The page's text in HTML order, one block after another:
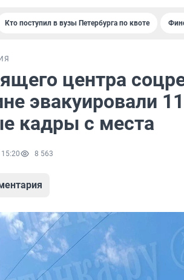
Кто поступил в вузы Петербурга по квоте
центра
эвакуировали
кадры с места
15:20 8 563